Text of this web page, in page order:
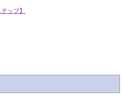
ップ】